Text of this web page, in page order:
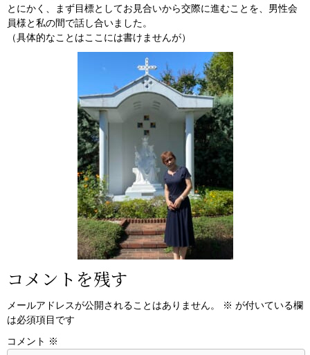
とにかく、まず目標としてお見合いから交際に進むことを、男性会
員様と私の間で話し合いました。
（具体的なことはここには書けませんが）
コメントを残す
メールアドレスが公開されることはありません。 ※ が付いている欄
は必須項目です
コメント ※